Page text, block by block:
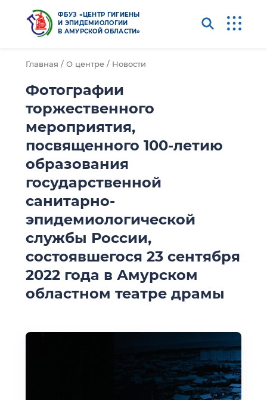
ФБУЗ «ЦЕНТР ГИГИЕНЫ
И ЭПИДЕМИОЛОГИИ
В АМУРСКОЙ ОБЛАСТИ»
Главная / О центре / Новости
Фотографии
торжественного
мероприятия,
посвященного 100-летию
образования
государственной
санитарно-
эпидемиологической
службы России,
состоявшегося 23 сентября
2022 года в Амурском
областном театре драмы